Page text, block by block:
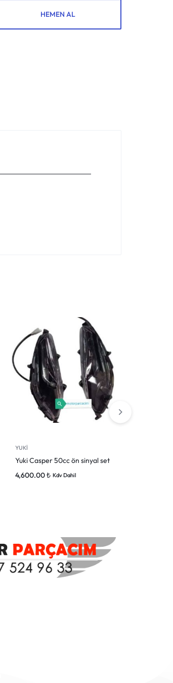
HEMEN AL
YUKİ
Yuki Casper 50cc ön sinyal set
4,600.00₺ Kdv Dahil